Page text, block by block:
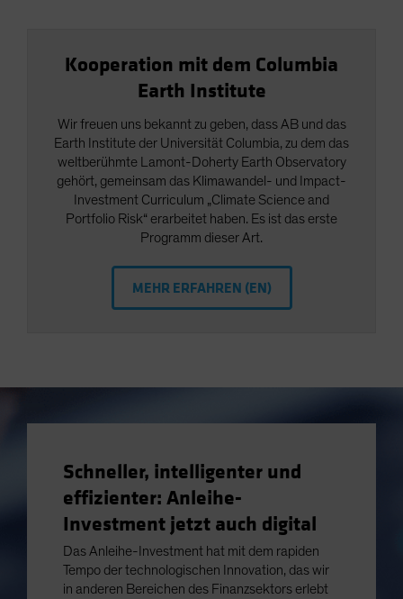
Kooperation mit dem Columbia
Earth Institute
Wir freuen uns bekannt zu geben, dass AB und das
Earth Institute der Universität Columbia, zu dem das
weltberühmte Lamont-Doherty Earth Observatory
gehört, gemeinsam das Klimawandel- und Impact-
Investment Curriculum „Climate Science and
Portfolio Risk“ erarbeitet haben. Es ist das erste
Programm dieser Art.
MEHR ERFAHREN (EN)
Schneller, intelligenter und
effizienter: Anleihe-
Investment jetzt auch digital
Das Anleihe-Investment hat mit dem rapiden
Tempo der technologischen Innovation, das wir
in anderen Bereichen des Finanzsektors erlebt